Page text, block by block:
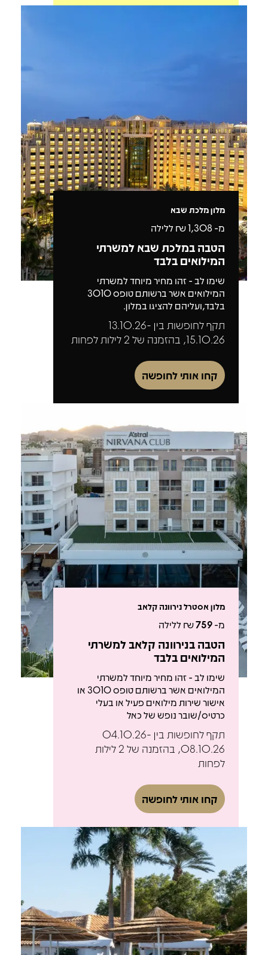
מלון מלכת שבא
מ-1,308₪ ללילה
הטבה במלכת שבא למשרתי
המילואים בלבד
שימו לב - זהו מחיר מיוחד למשרתי
המילואים אשר ברשותם טופס 3010
בלבד,ועליהם להציגו במלון.
תקף לחופשות בין 13.10.26-
15.10.26, בהזמנה של 2 לילות לפחות
קחו אותי לחופשה
מלון אסטרל נירוונה קלאב
מ-759₪ ללילה
הטבה בנירוונה קלאב למשרתי
המילואים בלבד
שימו לב - זהו מחיר מיוחד למשרתי
המילואים אשר ברשותם טופס 3010 או
אישור שירות מילואים פעיל או בעלי
כרטיס/שובר נופש של כאל
תקף לחופשות בין 04.10.26-
08.10.26, בהזמנה של 2 לילות
לפחות
קחו אותי לחופשה